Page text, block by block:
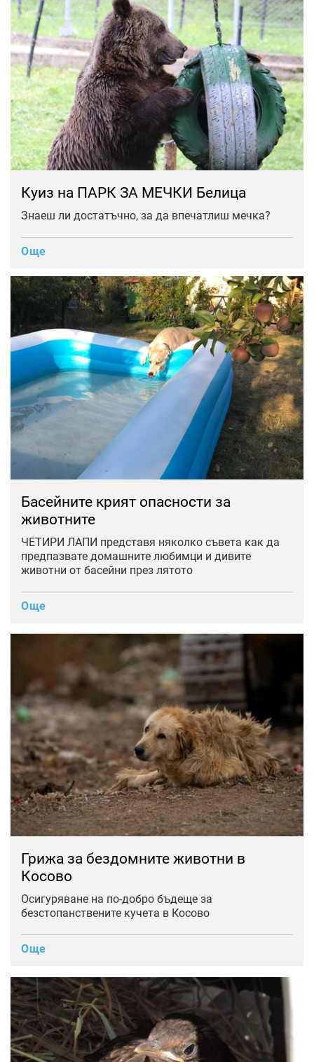
Куиз на ПАРК ЗА МЕЧКИ Белица
Знаеш ли достатъчно, за да впечатлиш мечка?
Още
Басейните крият опасности за
животните
ЧЕТИРИ ЛАПИ представя няколко съвета как да
предпазвате домашните любимци и дивите
животни от басейни през лятото
Още
Грижа за бездомните животни в
Косово
Осигуряване на по-добро бъдеще за
безстопанствените кучета в Косово
Още